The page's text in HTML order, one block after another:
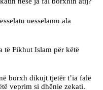
uesselamu ala
të Fikhut Islam për këtë
borxh dikujt tjetër t’ia falë
veprim si dhënie zekati.